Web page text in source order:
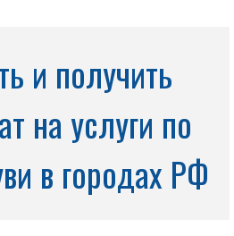
и получить
на услуги по
в городах РФ